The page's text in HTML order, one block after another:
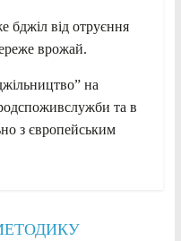
бджіл від отруєння
врожай.
на
та в
з європейським